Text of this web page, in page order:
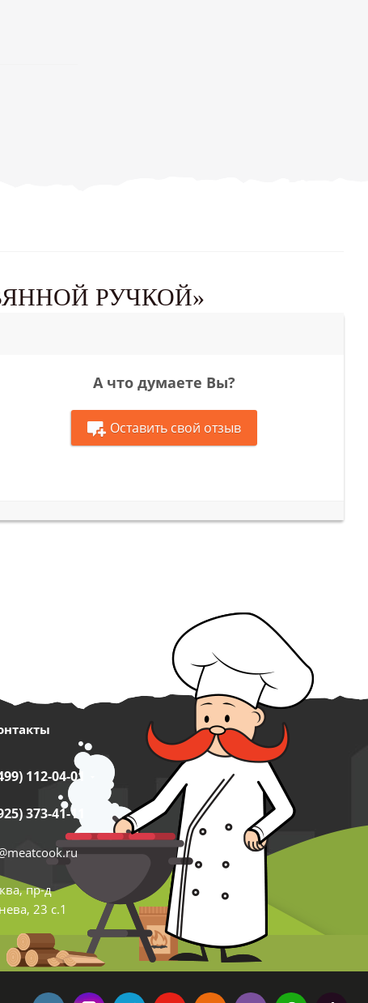
РУЧКОЙ»
А что думаете Вы?
Оставить свой отзыв
112-04-01
373-41-11
пр-д
23 с.1